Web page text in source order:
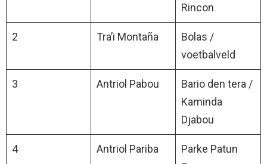
Rincon
2 Tra’i Montaña
Bolas /
voetbalveld
3 Antriol Pabou
Bario den tera /
Kaminda
Djabou
4 Antriol Pariba
Parke Patun